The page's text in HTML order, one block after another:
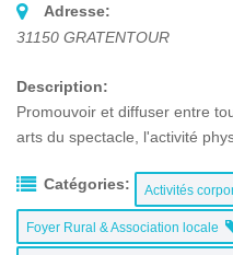
Adresse:
31150 GRATENTOUR
Description:
Promouvoir et diffuser entre
arts du spectacle, l'activité
Catégories: Activités
Foyer Rural & Association locale